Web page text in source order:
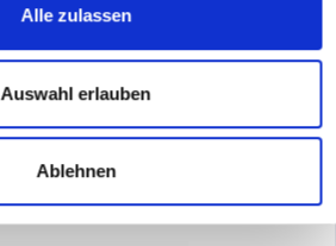
Alle zulassen
Auswahl erlauben
Ablehnen